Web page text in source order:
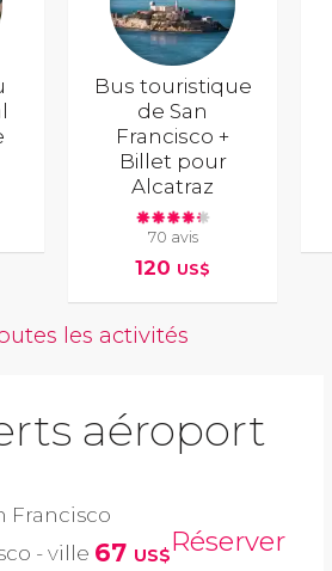
Bus touristique
de San
Francisco +
Billet pour
Alcatraz
70 avis
120 US$
les activités
aéroport
Francisco
- ville 67 US$Réserver